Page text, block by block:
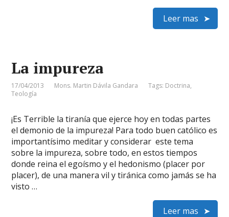
Leer mas
La impureza
17/04/2013 Mons. Martin Dávila Gandara Tags: Doctrina,
Teología
¡Es Terrible la tiranía que ejerce hoy en todas partes
el demonio de la impureza! Para todo buen católico es
importantísimo meditar y considerar este tema
sobre la impureza, sobre todo, en estos tiempos
donde reina el egoísmo y el hedonismo (placer por
placer), de una manera vil y tiránica como jamás se ha
visto …
Leer mas